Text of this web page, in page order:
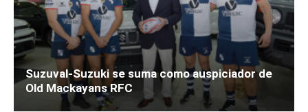
Suzuval-Suzuki se suma como auspiciador de
Old Mackayans RFC